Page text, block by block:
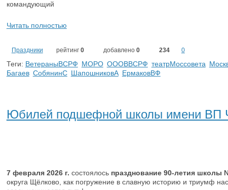
командующий
Читать полностью
Праздники рейтинг 0 добавлено 0 234 0
Теги: ВетераныВСРФ МОРО ОООВВСРФ театрМоссовета
Багаев СобянинС ШапошниковА ЕрмаковВФ
Юбилей подшефной школы имени ВП
7 февраля 2026 г. состоялось празднование 90-летия школы
округа Щёлково, как погружение в славную историю и триумф